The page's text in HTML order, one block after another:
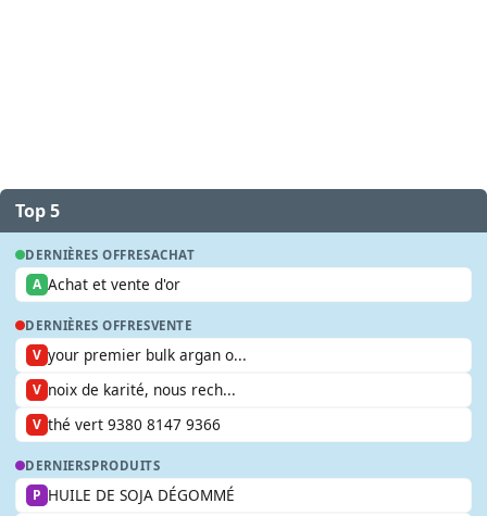
Top 5
DERNIÈRES OFFRESACHAT
A Achat et vente d'or
DERNIÈRES OFFRESVENTE
V your premier bulk argan o...
V noix de karité, nous rech...
V thé vert 9380 8147 9366
DERNIERSPRODUITS
P HUILE DE SOJA DÉGOMMÉ